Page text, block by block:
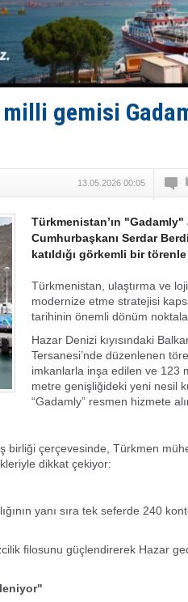
Rusya, gölge filo
Enejota ticari destek
Denizcilik sektörü,
Türkiye’den
‘14. Olympos Regatta’
Taksi Botlar, 50 yıldır
TÜRKLİM Başkanı
milli gemisi
13.05.2026 00:05
Türkmenistan’ın
Cumhurbaşkanı Serdar
katıldığı görkemli bir
Türkmenistan, ulaştırma ve
modernize etme stratejisi
tarihinin önemli dönüm
Hazar Denizi kıyısındaki
Tersanesi’nde düzenlenen
imkanlarla inşa edilen ve 123
metre genişliğideki yeni nesil
“Gadamly” resmen hizmete
birliği çerçevesinde, Türkmen
dikkat çekiyor:
yanı sıra tek seferde 240
filosunu güçlendirerek Hazar